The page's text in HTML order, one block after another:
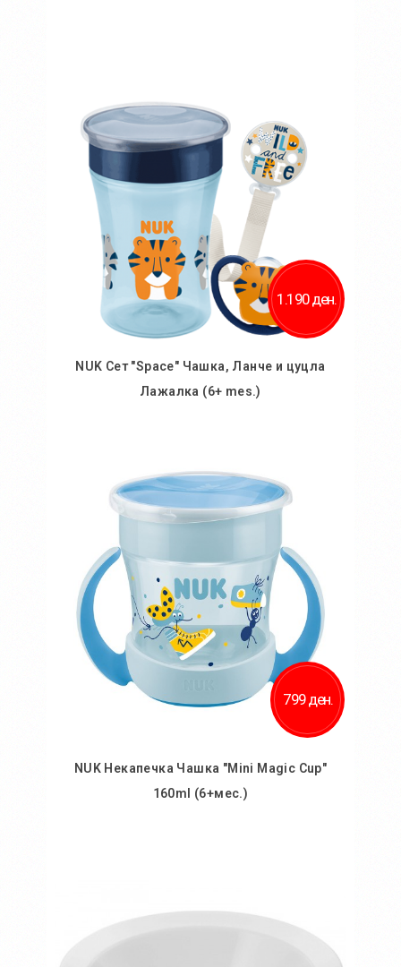
Додај за споредба
1.190 ден.
NUK Сет "Space" Чашка, Ланче и цуцла
Лажалка (6+ mes.)
Додај во желби
Додај за споредба
799 ден.
NUK Некапечка Чашка "Mini Magic Cup"
160ml (6+мес.)
Додај за споредба